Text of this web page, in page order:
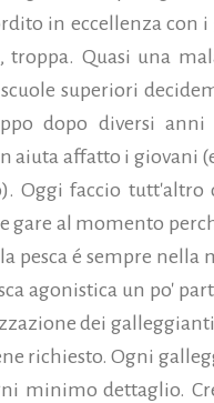
in eccellenza con
troppa. Quasi una
superiori
dopo diversi
aiuta affatto i giovani
Oggi faccio tutt'altro
gare al momento
pesca é sempre nella
agonistica un po'
dei
richiesto. Ogni
minimo dettaglio.